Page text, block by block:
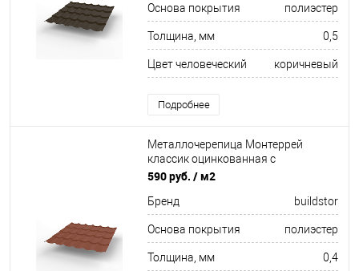
Основа покрытия полиэстер
Толщина, мм 0,5
Цвет человеческий коричневый
Подробнее
Металлочерепица Монтеррей
классик оцинкованная с
полимерным покрытием
590 руб. / м2
Бренд buildstor
Основа покрытия полиэстер
Толщина, мм 0,4